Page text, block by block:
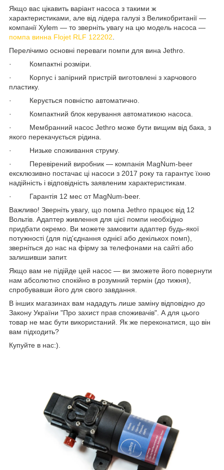
Якщо вас цікавить варіант насоса з такими ж
характеристиками, але від лідера галузі з Великобританії —
компанії Xylem — то зверніть увагу на цю модель насоса —
помпа винна Flojet RLF 122202.
Перелічимо основні переваги помпи для вина Jethro.
· Компактні розміри.
· Корпус і запірний пристрій виготовлені з харчового
пластику.
· Керується повністю автоматично.
· Компактний блок керування автоматикою насоса.
· Мембранний насос Jethro може бути вищим від бака, з
якого перекачується рідина.
· Низьке споживання струму.
· Перевірений виробник — компанія MagNum-beer
ексклюзивно постачає ці насоси з 2017 року та гарантує їхню
надійність і відповідність заявленим характеристикам.
· Гарантія 12 мес от MagNum-beer.
Важливо! Зверніть увагу, що помпа Jethro працює від 12
Вольтів. Адаптер живлення для цієї помпи необхідно
придбати окремо. Ви можете замовити адаптер будь-якої
потужності (для під'єднання однієї або декількох помп),
зверніться до нас на фірму за телефонами на сайті або
залишивши запит.
Якщо вам не підійде цей насос — ви зможете його повернути
нам абсолютно спокійно в розумний термін (до тижня),
спробувавши його для свого завдання.
В інших магазинах вам нададуть лише заміну відповідно до
Закону України "Про захист прав споживачів". А для цього
товар не має бути використаний. Як же переконатися, що він
вам підходить?
Купуйте в нас:).